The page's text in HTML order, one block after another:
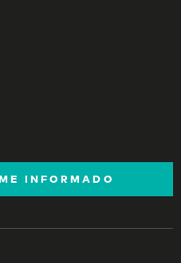
INFORMADO